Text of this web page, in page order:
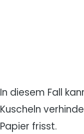
In diesem Fall
Kuscheln
Papier frisst.